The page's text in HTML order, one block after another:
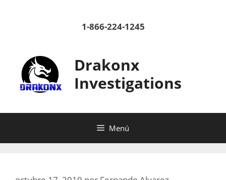
1-866-224-1245
Drakonx
Investigations
Menú